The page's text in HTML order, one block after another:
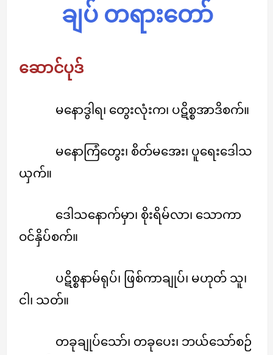
ချပ် တရားတော်
ဆောင်ပုဒ်
မနောဒွါရ၊ တွေးလုံးက၊ ပဋိစ္စအာဒိစက်။
မနောကြံတွေး၊ စိတ်မအေး၊ ပူရေးဒေါသ
ယှက်။
ဒေါသနောက်မှာ၊ စိုးရိမ်လာ၊ သောကာ
ဝင်နှိပ်စက်။
ပဋိစ္စနာမ်ရုပ်၊ ဖြစ်ကာချုပ်၊ မဟုတ် သူ၊
ငါ၊ သတ်။
တခုချုပ်သော်၊ တခုပေး၊ ဘယ်သော်စဉ်